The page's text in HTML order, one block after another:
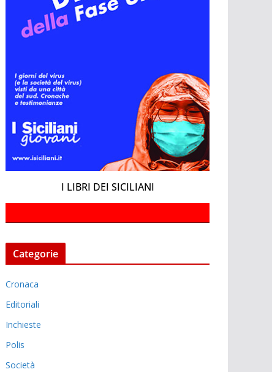
I LIBRI DEI SICILIANI
Categorie
Cronaca
Editoriali
Inchieste
Polis
Società